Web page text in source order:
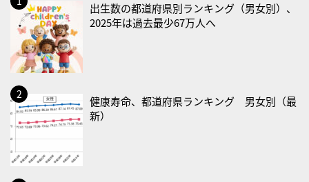
・育児の日
2026/08/13(木)
・一汁三菜の日
・減塩の日
2026/08/18(火)
・防犯の日
出生数の都道府県別ランキング（男女別）、
2025年は過去最少67万人へ
健康寿命、都道府県ランキング 男女別（最
新）